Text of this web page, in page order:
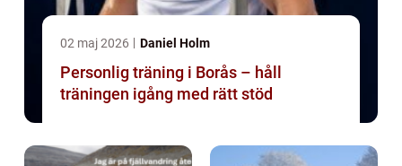
02 maj 2026 Daniel Holm
Personlig träning i Borås – håll
träningen igång med rätt stöd